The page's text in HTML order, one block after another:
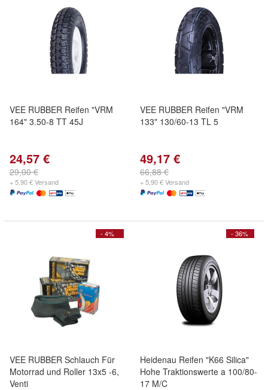
VEE RUBBER Reifen "VRM
164" 3.50-8 TT 45J
24,57 €
29,00 €
+ 5,90 € Versand
VEE RUBBER Reifen "VRM
133" 130/60-13 TL 5
49,17 €
66,88 €
+ 5,90 € Versand
- 4%
VEE RUBBER Schlauch Für
Motorrad und Roller 13x5 -6,
Venti
- 36%
Heidenau Reifen "K66 Silica"
Hohe Traktionswerte a 100/80-
17 M/C